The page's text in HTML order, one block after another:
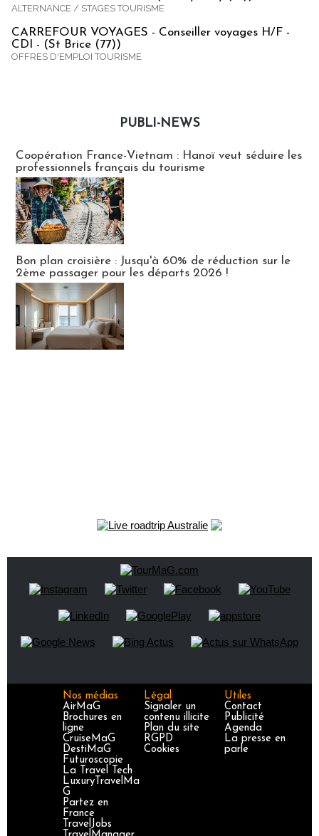
ALTERNANCE / STAGES TOURISME
CARREFOUR VOYAGES - Conseiller voyages H/F -
CDI - (St Brice (77))
OFFRES D'EMPLOI TOURISME
PUBLI-NEWS
Coopération France-Vietnam : Hanoï veut séduire les
professionnels français du tourisme
Bon plan croisière : Jusqu'à 60% de réduction sur le
2ème passager pour les départs 2026 !
Nos médias
AirMaG
Brochures en
ligne
CruiseMaG
DestiMaG
Futuroscopie
La Travel Tech
LuxuryTravelMa
G
Partez en
France
TravelJobs
Légal
Signaler un
contenu illicite
Plan du site
RGPD
Cookies
Utiles
Contact
Publicité
Agenda
La presse en
parle